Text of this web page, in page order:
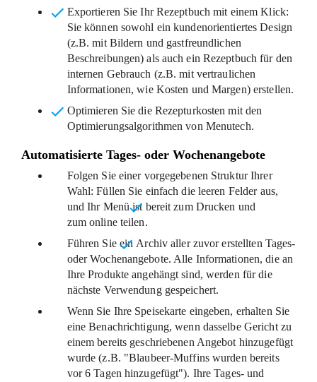
Exportieren Sie Ihr Rezeptbuch mit einem Klick:
Sie können sowohl ein kundenorientiertes Design
(z.B. mit Bildern und gastfreundlichen
Beschreibungen) als auch ein Rezeptbuch für den
internen Gebrauch (z.B. mit vertraulichen
Informationen, wie Kosten und Margen) erstellen.
Optimieren Sie die Rezepturkosten mit den
Optimierungsalgorithmen von Menutech.
Automatisierte Tages- oder Wochenangebote
Folgen Sie einer vorgegebenen Struktur Ihrer
Wahl: Füllen Sie einfach die leeren Felder aus,
und Ihr Menü ist bereit zum Drucken und
zum online teilen.
Führen Sie ein Archiv aller zuvor erstellten Tages-
oder Wochenangebote. Alle Informationen, die an
Ihre Produkte angehängt sind, werden für die
nächste Verwendung gespeichert.
Wenn Sie Ihre Speisekarte eingeben, erhalten Sie
eine Benachrichtigung, wenn dasselbe Gericht zu
einem bereits geschriebenen Angebot hinzugefügt
wurde (z.B. "Blaubeer-Muffins wurden bereits
vor 6 Tagen hinzugefügt"). Ihre Tages- und